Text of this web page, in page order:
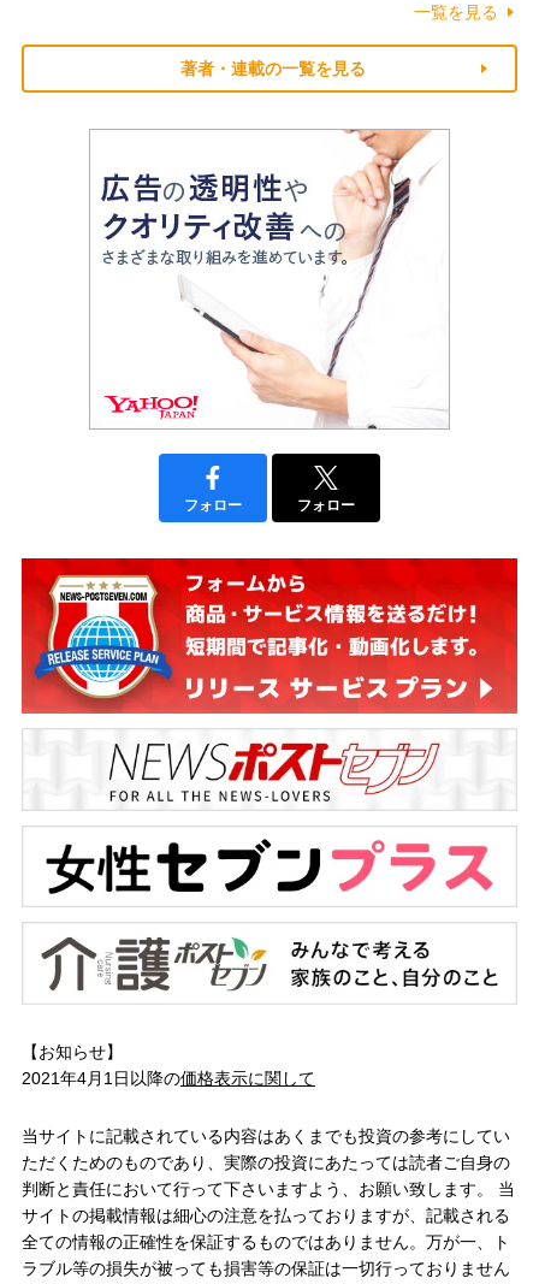
一覧を見る
著者・連載の一覧を見る
フォロー フォロー
【お知らせ】
2021年4月1日以降の価格表示に関して
当サイトに記載されている内容はあくまでも投資の参考にしてい
ただくためのものであり、実際の投資にあたっては読者ご自身の
判断と責任において行って下さいますよう、お願い致します。 当
サイトの掲載情報は細心の注意を払っておりますが、記載される
全ての情報の正確性を保証するものではありません。万が一、ト
ラブル等の損失が被っても損害等の保証は一切行っておりません